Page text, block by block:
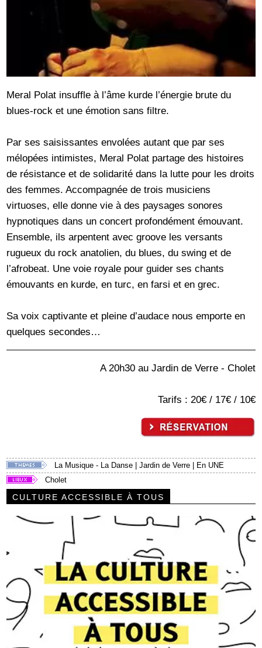
Meral Polat insuffle à l’âme kurde l’énergie brute du
blues-rock et une émotion sans filtre.
Par ses saisissantes envolées autant que par ses
mélopées intimistes, Meral Polat partage des histoires
de résistance et de solidarité dans la lutte pour les droits
des femmes. Accompagnée de trois musiciens
virtuoses, elle donne vie à des paysages sonores
hypnotiques dans un concert profondément émouvant.
Ensemble, ils arpentent avec groove les versants
rugueux du rock anatolien, du blues, du swing et de
l’afrobeat. Une voie royale pour guider ses chants
émouvants en kurde, en turc, en farsi et en grec.
Sa voix captivante et pleine d’audace nous emporte en
quelques secondes…
A 20h30 au Jardin de Verre - Cholet
Tarifs : 20€ / 17€ / 10€
La Musique - La Danse |Jardin de Verre
En UNE
Cholet
CULTURE ACCESSIBLE À TOUS